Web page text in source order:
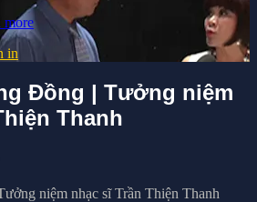
more
in
Đồng | Tưởng niệm
Thanh
niệm nhạc sĩ Trần Thiện Thanh